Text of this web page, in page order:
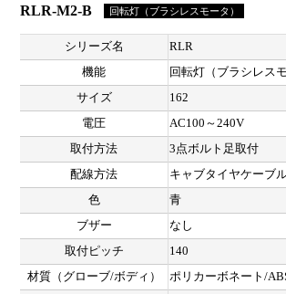
RLR-M2-B 回転灯（ブラシレスモータ）
シリーズ名
RLR
機能
回転灯（ブラシレス
サイズ
162
電圧
AC100～240V
取付方法
3点ボルト足取付
配線方法
キャブタイヤケーブ
色
青
ブザー
なし
取付ピッチ
140
材質（グローブ/ボディ）
ポリカーボネート/